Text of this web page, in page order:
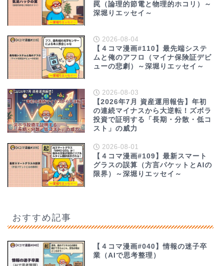
罠（論理的節電と物理的ホコリ）～
深堀りエッセイ～
2026-08-04
【４コマ漫画#110】最先端システ
ムと俺のアフロ（マイナ保険証デビ
ューの悲劇）～深堀りエッセイ～
2026-08-03
【2026年7月 資産運用報告】年初
の連続マイナスから大逆転！ズボラ
投資で証明する「長期・分散・低コ
スト」の威力
2026-08-01
【４コマ漫画#109】最新スマート
グラスの誤算（方言パケットとAIの
限界）～深堀りエッセイ～
おすすめ記事
【４コマ漫画#040】情報の迷子卒
業（AIで思考整理）